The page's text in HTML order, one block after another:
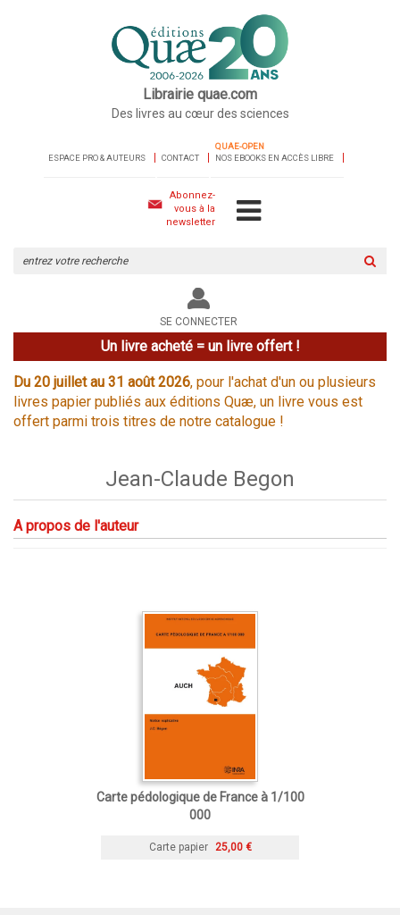
Librairie quae.com
Des livres au cœur des sciences
ESPACE PRO & AUTEURS CONTACT
QUAE-OPEN
NOS EBOOKS EN ACCÈS LIBRE
Abonnez-
vous à la
newsletter
le
site
SE CONNECTER
Un livre acheté = un livre offert !
Du 20 juillet au 31 août 2026, pour l'achat d'un ou plusieurs
livres papier publiés aux éditions Quæ, un livre vous est
offert parmi trois titres de notre catalogue !
Jean-Claude Begon
A propos de l'auteur
Carte pédologique de France à 1/100
000
Carte papier 25,00 €